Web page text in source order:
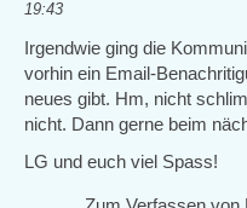
19:43
Irgendwie ging die
vorhin ein Email-
neues gibt. Hm, nicht
nicht. Dann gerne beim
LG und euch viel Spass!